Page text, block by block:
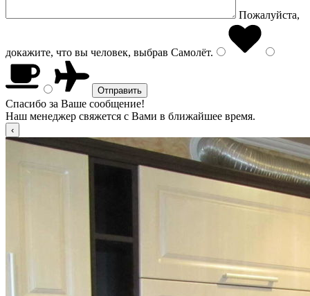
Пожалуйста,
докажите, что вы человек, выбрав Самолёт.
Спасибо за Ваше сообщение!
Наш менеджер свяжется с Вами в ближайшее время.